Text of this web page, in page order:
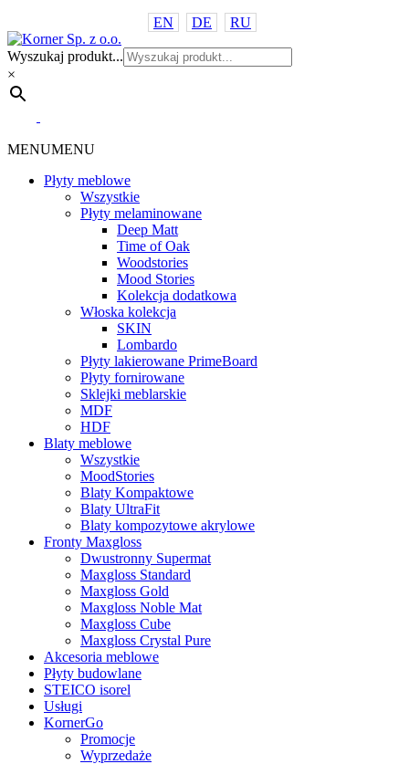
EN DE RU
Wyszukaj produkt...
×
MENUMENU
Płyty meblowe
Wszystkie
Płyty melaminowane
Deep Matt
Time of Oak
Woodstories
Mood Stories
Kolekcja dodatkowa
Włoska kolekcja
SKIN
Lombardo
Płyty lakierowane PrimeBoard
Płyty fornirowane
Sklejki meblarskie
MDF
HDF
Blaty meblowe
Wszystkie
MoodStories
Blaty Kompaktowe
Blaty UltraFit
Blaty kompozytowe akrylowe
Fronty Maxgloss
Dwustronny Supermat
Maxgloss Standard
Maxgloss Gold
Maxgloss Noble Mat
Maxgloss Cube
Maxgloss Crystal Pure
Akcesoria meblowe
Płyty budowlane
STEICO isorel
Usługi
KornerGo
Promocje
Wyprzedaże